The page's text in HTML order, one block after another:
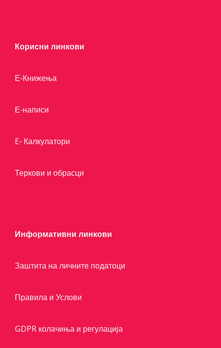
Корисни линкови
Е-Книжења
Е-написи
E- Калкулатори
Теркови и обрасци
Информативни линкови
Заштита на личните податоци
Правила и Услови
GDPR колачиња и регулација